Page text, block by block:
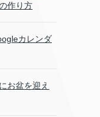
作り方
カレンダ
お盆を迎え